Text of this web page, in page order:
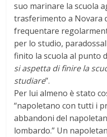
suo marinare la scuola
trasferimento a Novara
frequentare
per lo studio,
finito la scuola al punto
si aspetta di finire la
studiare”.
Per lui almeno è stato
“napoletano con tutti i
abbandoni del
lombardo.” Un